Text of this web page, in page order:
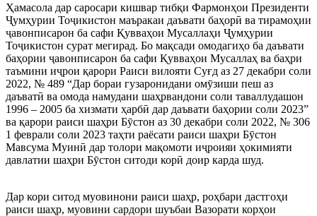
Ҳамасола дар саросари кишвар тибқи Фармонҳои Президенти
Ҷумҳурии Тоҷикистон маъракаи даъвати баҳорӣ ва тирамоҳии
ҷавонписарон ба сафи Қувваҳои Мусаллаҳи Ҷумҳурии
Тоҷикистон сурат мегирад. Бо мақсади омодагиҳо ба даъвати
баҳории ҷавонписарон ба сафи Қувваҳои Мусаллаҳ ва баҳри
таъмини иҷрои қарори Раиси вилояти Суғд аз 27 декабри соли
2022, № 489 “Дар бораи гузаронидани омӯзиши пеш аз
даъватӣ ва омода намудани шаҳрвандони соли таваллудашон
1996 – 2005 ба хизмати ҳарбӣ дар даъвати баҳории соли 2023”
ва қарори раиси шаҳри Бӯстон аз 30 декабри соли 2022, № 306
1 феврали соли 2023 таҳти раёсати раиси шаҳри Бӯстон
Мавсума Муинӣ дар толори мақомоти иҷроияи ҳокимияти
давлатии шаҳри Бӯстон ситоди корӣ доир карда шуд.
Дар кори ситод муовинони раиси шаҳр, роҳбари дастгоҳи
раиси шаҳр, муовини сардори шуъбаи Вазорати корҳои